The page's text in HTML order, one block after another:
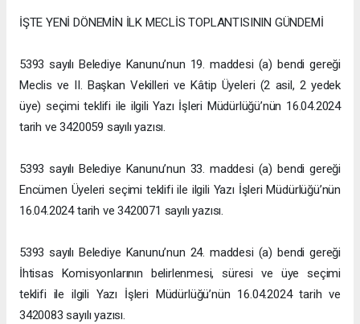
İŞTE YENİ DÖNEMİN İLK MECLİS TOPLANTISININ GÜNDEMİ
5393 sayılı Belediye Kanunu’nun 19. maddesi (a) bendi gereği
Meclis ve II. Başkan Vekilleri ve Kâtip Üyeleri (2 asil, 2 yedek
üye) seçimi teklifi ile ilgili Yazı İşleri Müdürlüğü’nün 16.04.2024
tarih ve 3420059 sayılı yazısı.
5393 sayılı Belediye Kanunu’nun 33. maddesi (a) bendi gereği
Encümen Üyeleri seçimi teklifi ile ilgili Yazı İşleri Müdürlüğü’nün
16.04.2024 tarih ve 3420071 sayılı yazısı.
5393 sayılı Belediye Kanunu’nun 24. maddesi (a) bendi gereği
İhtisas Komisyonlarının belirlenmesi, süresi ve üye seçimi
teklifi ile ilgili Yazı İşleri Müdürlüğü’nün 16.04.2024 tarih ve
3420083 sayılı yazısı.